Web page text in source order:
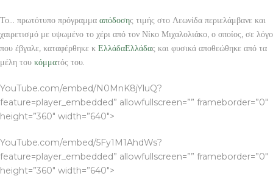
Το… πρωτότυπο πρόγραμμα απόδοσης τιμής στο Λεωνίδα περιελάμβανε και
χαιρετισμό με υψωμένο το χέρι από τον Νίκο Μιχαλολιάκο, ο οποίος, σε λόγο
που έβγαλε, καταφέρθηκε κ ΕλλάδαΕλλάδας και φυσικά αποθεώθηκε από τα
μέλη του κόμματός του.
YouTube.com/embed/N0MnK8jYluQ?
feature=player_embedded” allowfullscreen=”” frameborder=”0″
height=”360″ width=”640″>
YouTube.com/embed/5Fy1M1AhdWs?
feature=player_embedded” allowfullscreen=”” frameborder=”0″
height=”360″ width=”640″>